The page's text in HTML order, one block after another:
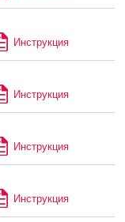
Инструкция
Инструкция
Инструкция
Инструкция